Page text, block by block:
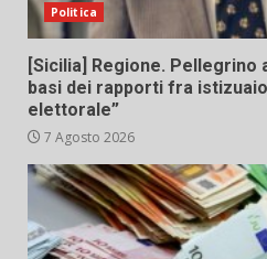
Politica
[Sicilia] Regione. Pellegrino
basi dei rapporti fra
elettorale”
7 Agosto 2026